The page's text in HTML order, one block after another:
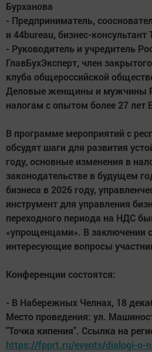
Бурханова
- Предприниматель,
и 44bureau, бизнес-консультант
- Руководитель и учредитель
ГлавБухЭксперт, член
клуба общероссийской
Деловые женщины и мужчины
налогам с опытом более 27 лет
В программе мероприятий с
обсудят шаги для развития
году, основные изменения в
законодательстве в будущем
бизнеса в 2026 году,
инструмент для управления
переходного периода на НДС
«упрощенцами». В заключении
интересующие вопросы
Конференции состоятся:
- В Набережных Челнах, 18
Место проведения: ул.
"Точка кипения". Ссылка на
https://fpprt.ru/events/dialogi-o-